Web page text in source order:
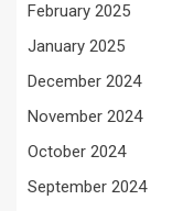
February 2025
January 2025
December 2024
November 2024
October 2024
September 2024